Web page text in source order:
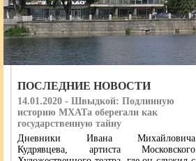
ПОСЛЕДНИЕ НОВОСТИ
14.01.2020 - Швыдкой: Подлинную
историю МХАТа оберегали как
государственную тайну
Дневники Ивана Михайловича
Кудрявцева, артиста Московского